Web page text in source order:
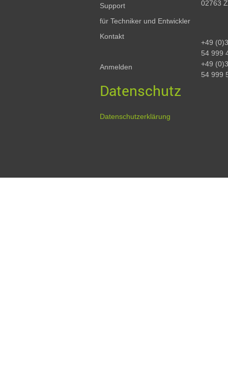
Support
für Techniker und Entwickler
Kontakt
Anmelden
Datenschutz
Datenschutzerklärung
02763
+49
54 999
+49
54 999